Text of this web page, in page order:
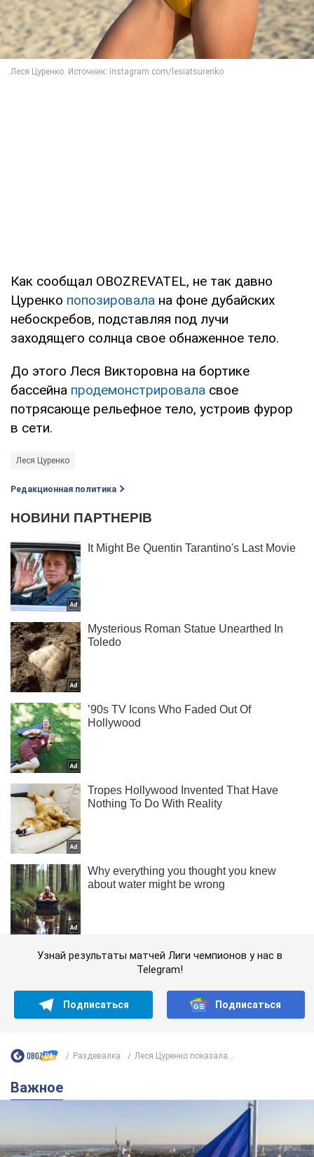
Как сообщал OBOZREVATEL, не так давно
Цуренко попозировала на фоне дубайских
небоскребов, подставляя под лучи
заходящего солнца свое обнаженное тело.
До этого Леся Викторовна на бортике
бассейна продемонстрировала свое
потрясающе рельефное тело, устроив фурор
в сети.
Леся Цуренко
Редакционная политика
Узнай результаты матчей Лиги чемпионов у нас в
Telegram!
Подписаться Подписаться
Раздевалка Леся Цуренко показала...
Важное